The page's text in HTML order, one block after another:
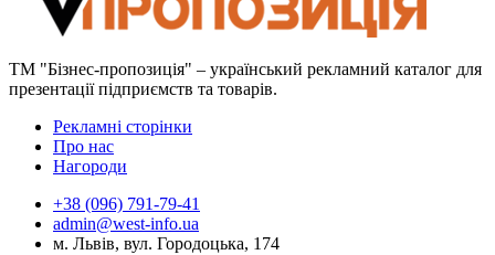
ТМ "Бізнес-пропозиція" – український рекламний каталог для
презентації підприємств та товарів.
Рекламні сторінки
Про нас
Нагороди
+38 (096) 791-79-41
admin@west-info.ua
м. Львів, вул. Городоцька, 174